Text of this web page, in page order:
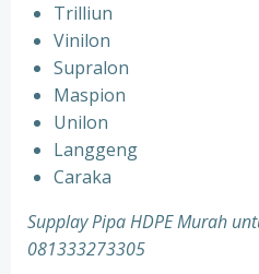
Trilliun
Vinilon
Supralon
Maspion
Unilon
Langgeng
Caraka
Supplay Pipa HDPE Murah
081333273305